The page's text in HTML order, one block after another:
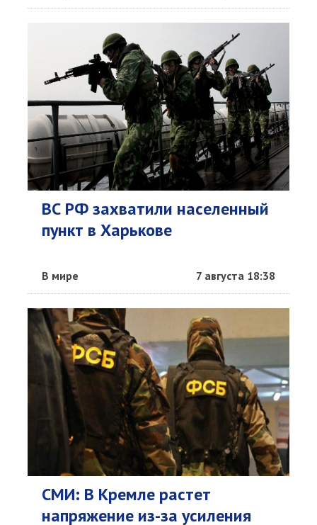
ВС РФ захватили населенный
пункт в Харькове
В мире 7 августа 18:38
СМИ: В Кремле растет
напряжение из-за усиления